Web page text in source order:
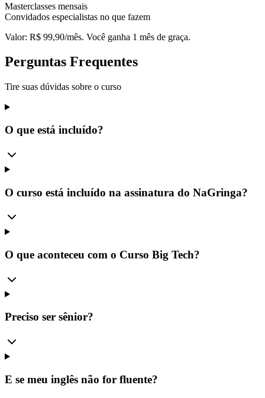
Masterclasses mensais
Convidados especialistas no que fazem
Valor: R$ 99,90/mês. Você ganha 1 mês de graça.
Perguntas Frequentes
Tire suas dúvidas sobre o curso
O que está incluído?
O curso está incluído na assinatura do NaGringa?
O que aconteceu com o Curso Big Tech?
Preciso ser sênior?
E se meu inglês não for fluente?